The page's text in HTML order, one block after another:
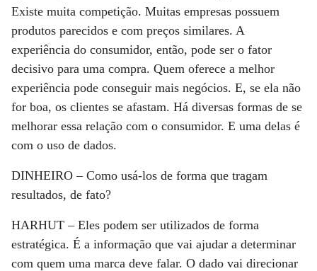
Existe muita competição. Muitas empresas possuem
produtos parecidos e com preços similares. A
experiência do consumidor, então, pode ser o fator
decisivo para uma compra. Quem oferece a melhor
experiência pode conseguir mais negócios. E, se ela não
for boa, os clientes se afastam. Há diversas formas de se
melhorar essa relação com o consumidor. E uma delas é
com o uso de dados.
DINHEIRO –Como usá-los de forma que tragam
resultados, de fato?
HARHUT –Eles podem ser utilizados de forma
estratégica. É a informação que vai ajudar a determinar
com quem uma marca deve falar. O dado vai direcionar